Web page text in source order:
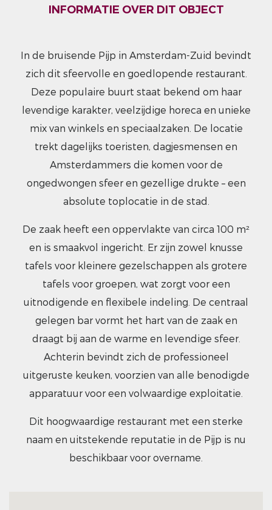
INFORMATIE OVER DIT OBJECT
In de bruisende Pijp in Amsterdam-Zuid bevindt
zich dit sfeervolle en goedlopende restaurant.
Deze populaire buurt staat bekend om haar
levendige karakter, veelzijdige horeca en unieke
mix van winkels en speciaalzaken. De locatie
trekt dagelijks toeristen, dagjesmensen en
Amsterdammers die komen voor de
ongedwongen sfeer en gezellige drukte – een
absolute toplocatie in de stad.
De zaak heeft een oppervlakte van circa 100 m²
en is smaakvol ingericht. Er zijn zowel knusse
tafels voor kleinere gezelschappen als grotere
tafels voor groepen, wat zorgt voor een
uitnodigende en flexibele indeling. De centraal
gelegen bar vormt het hart van de zaak en
draagt bij aan de warme en levendige sfeer.
Achterin bevindt zich de professioneel
uitgeruste keuken, voorzien van alle benodigde
apparatuur voor een volwaardige exploitatie.
Dit hoogwaardige restaurant met een sterke
naam en uitstekende reputatie in de Pijp is nu
beschikbaar voor overname.